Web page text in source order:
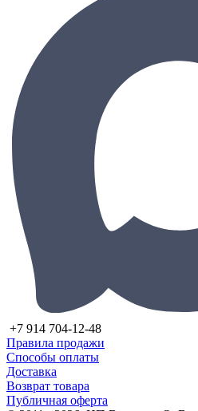
+7 914 704-12-48
Правила продажи
Способы оплаты
Доставка
Возврат товара
Публичная оферта